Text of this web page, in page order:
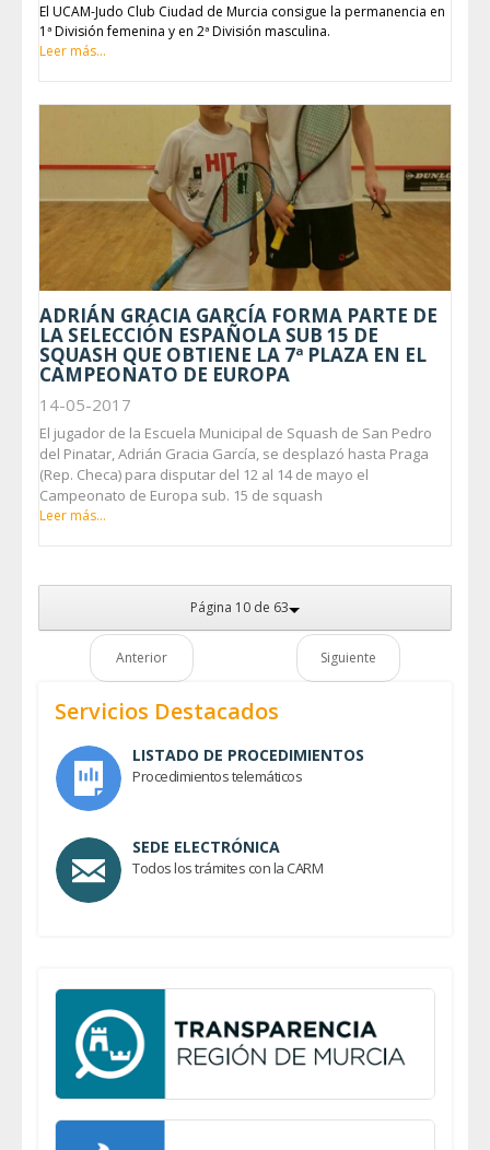
El UCAM-Judo Club Ciudad de Murcia consigue la permanencia en
1ª División femenina y en 2ª División masculina.
Leer más...
ADRIÁN GRACIA GARCÍA FORMA PARTE DE
LA SELECCIÓN ESPAÑOLA SUB 15 DE
SQUASH QUE OBTIENE LA 7ª PLAZA EN EL
CAMPEONATO DE EUROPA
14-05-2017
El jugador de la Escuela Municipal de Squash de San Pedro
del Pinatar, Adrián Gracia García, se desplazó hasta Praga
(Rep. Checa) para disputar del 12 al 14 de mayo el
Campeonato de Europa sub. 15 de squash
Leer más...
Página 10 de 63
Anterior Siguiente
Servicios Destacados
LISTADO DE PROCEDIMIENTOS
Procedimientos telemáticos
SEDE ELECTRÓNICA
Todos los trámites con la CARM